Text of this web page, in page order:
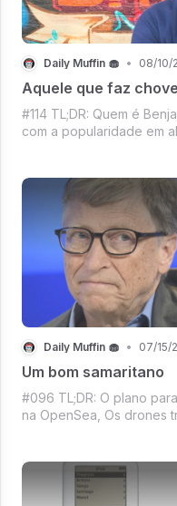
Daily Muffin 🧁 • 08/10/
Aquele que faz
#114 TL;DR: Quem é
com a popularidade em
Daily Muffin 🧁 • 07/15/
Um bom samaritano
#096 TL;DR: O plano
na OpenSea, Os drones
and more of course!